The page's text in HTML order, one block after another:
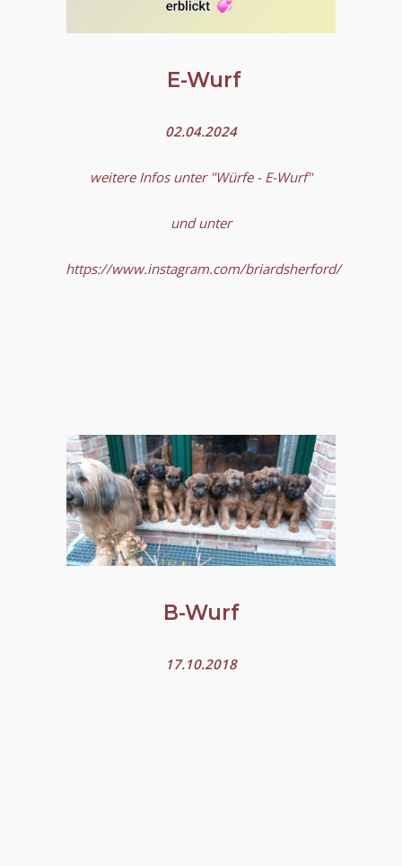
E-Wurf
02.04.2024
weitere Infos unter "Würfe - E-Wurf"
und unter
https://www.instagram.com/briardsherford/
B-Wurf
17.10.2018